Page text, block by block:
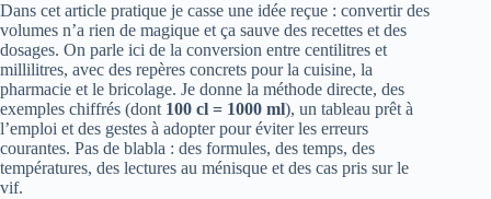
Dans cet article pratique je casse une idée reçue : convertir des
volumes n’a rien de magique et ça sauve des recettes et des
dosages. On parle ici de la conversion entre centilitres et
millilitres, avec des repères concrets pour la cuisine, la
pharmacie et le bricolage. Je donne la méthode directe, des
exemples chiffrés (dont 100 cl = 1000 ml), un tableau prêt à
l’emploi et des gestes à adopter pour éviter les erreurs
courantes. Pas de blabla : des formules, des temps, des
températures, des lectures au ménisque et des cas pris sur le
vif.